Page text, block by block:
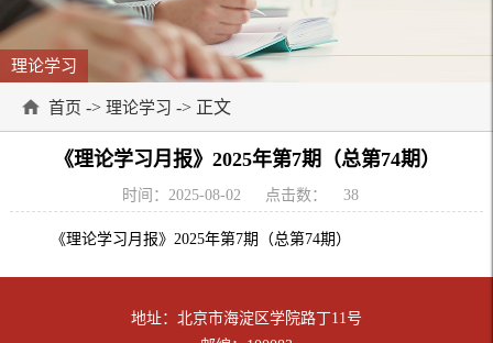
理论学习
首页 -> 理论学习 -> 正文
《理论学习月报》2025年第7期（总第74期）
时间：2025-08-02 点击数： 38
《理论学习月报》2025年第7期（总第74期）
地址：北京市海淀区学院路丁11号